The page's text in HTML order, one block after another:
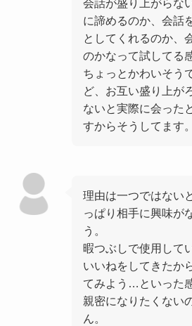
会話が盛り上がらな
に諦めるのか、会話
としてくれるのか、
のかなって試してる
ちょっとかわいそう
ど、お互い盛り上が
ないと実際に会った
すからそうしてます。
理由は一つではない
っぱり相手に興味が
う。
暇つぶしで使用して
いいねをしてきたか
てみよう…といった
親密になりたくない
ん。